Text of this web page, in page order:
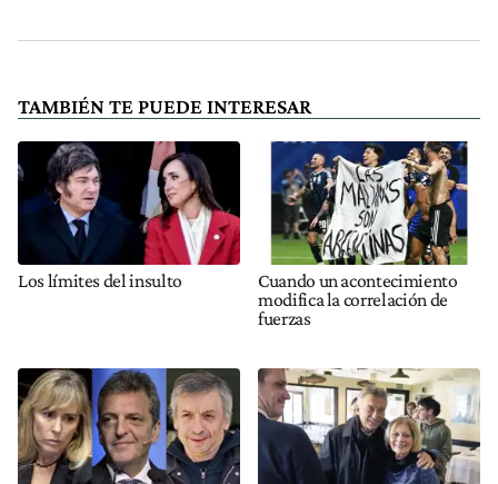
TAMBIÉN TE PUEDE INTERESAR
Los límites del insulto
Cuando un acontecimiento
modifica la correlación de
fuerzas